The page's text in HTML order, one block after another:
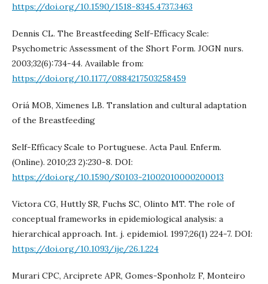
https://doi.org/10.1590/1518-8345.4737.3463
Dennis CL. The Breastfeeding Self-Efficacy Scale:
Psychometric Assessment of the Short Form. JOGN nurs.
2003;32(6):734-44. Available from:
https://doi.org/10.1177/0884217503258459
Oriá MOB, Ximenes LB. Translation and cultural adaptation
of the Breastfeeding
Self-Efficacy Scale to Portuguese. Acta Paul. Enferm.
(Online). 2010;23 2):230-8. DOI:
https://doi.org/10.1590/S0103-21002010000200013
Victora CG, Huttly SR, Fuchs SC, Olinto MT. The role of
conceptual frameworks in epidemiological analysis: a
hierarchical approach. Int. j. epidemiol. 1997;26(1) 224-7. DOI:
https://doi.org/10.1093/ije/26.1.224
Murari CPC, Arciprete APR, Gomes-Sponholz F, Monteiro